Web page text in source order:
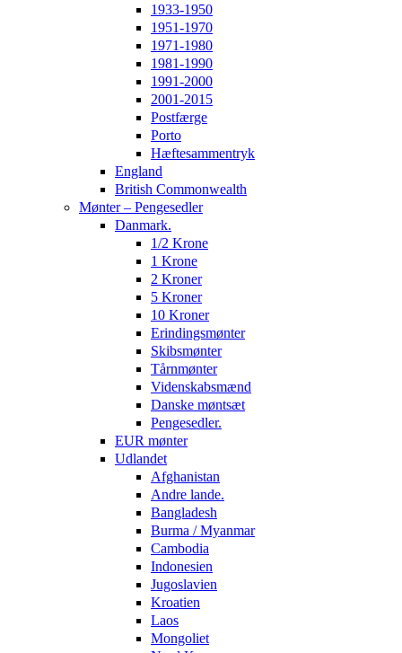
1933-1950
1951-1970
1971-1980
1981-1990
1991-2000
2001-2015
Postfærge
Porto
Hæftesammentryk
England
British Commonwealth
Mønter – Pengesedler
Danmark.
1/2 Krone
1 Krone
2 Kroner
5 Kroner
10 Kroner
Erindingsmønter
Skibsmønter
Tårnmønter
Videnskabsmænd
Danske møntsæt
Pengesedler.
EUR mønter
Udlandet
Afghanistan
Andre lande.
Bangladesh
Burma / Myanmar
Cambodia
Indonesien
Jugoslavien
Kroatien
Laos
Mongoliet